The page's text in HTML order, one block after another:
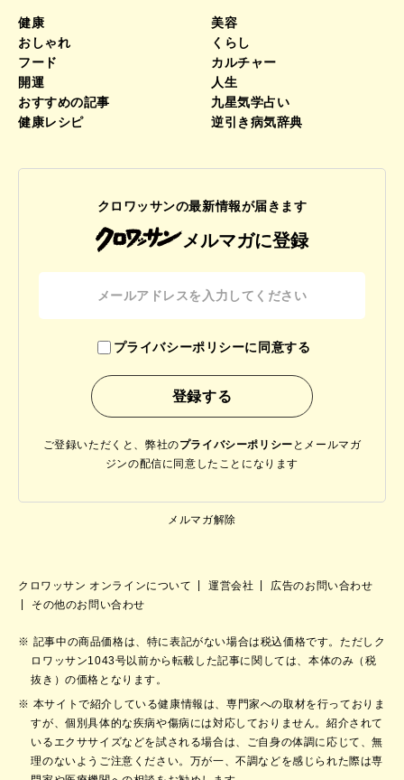
健康
美容
おしゃれ
くらし
フード
カルチャー
開運
人生
おすすめの記事
九星気学占い
健康レシピ
逆引き病気辞典
クロワッサンの最新情報が届きます
メルマガに登録
プライバシーポリシーに同意する
ご登録いただくと、弊社のプライバシーポリシー と メールマガ
ジンの配信に同意したことになります
メルマガ解除
クロワッサン オンラインについて 運営会社
広告のお問い合わせ
その他のお問い合わせ
記事中の商品価格は、特に表記がない場合は税込価格です。ただしク
ロワッサン1043号以前から転載した記事に関しては、本体のみ（税
抜き）の価格となります。
本サイトで紹介している健康情報は、専門家への取材を行っておりま
すが、個別具体的な疾病や傷病には対応しておりません。紹介されて
いるエクササイズなどを試される場合は、ご自身の体調に応じて、無
理のないようご注意ください。万が一、不調などを感じられた際は専